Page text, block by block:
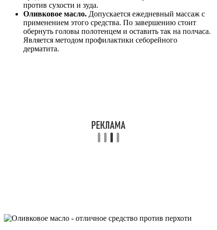
против сухости и зуда.
Оливковое масло. Допускается ежедневный массаж с
применением этого средства. По завершению стоит
обернуть головы полотенцем и оставить так на полчаса.
Является методом профилактики себорейного
дерматита.